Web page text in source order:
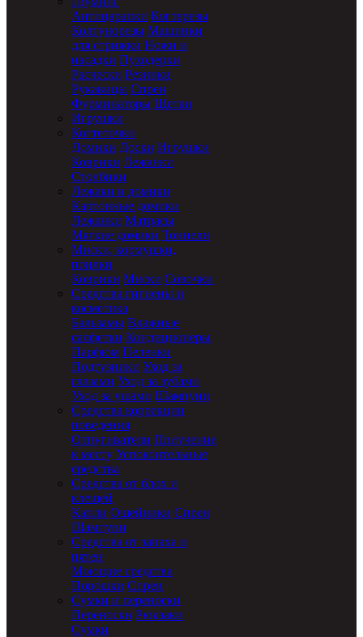
Антицарапки Когтерезы
Колтунорезы Машинки
для стрижки Ножи и
насадки Пуходерки
Расчески Резинки
Рукавицы Спреи
Фурминаторы Щетки
Игрушки
Когтеточки
Домики Доски Игрушки
Коврики Лежанки
Столбики
Лежаки и домики
Картонные домики
Лежанки Матрасы
Мягкие домики Тоннели
Миски, кормушки,
поилки
Коврики Миски Совочки
Средства гигиены и
косметика
Бальзамы Влажные
салфетки Кондиционеры
Парфюм Пеленки
Подгузники Уход за
глазами Уход за зубами
Уход за ушами Шампуни
Средства коррекции
поведения
Отпугиватели Приучение
к месту Успокоительные
средства
Средства от блох и
клещей
Капли Ошейники Спреи
Шампуни
Средства от запаха и
пятен
Моющие средства
Порошки Спреи
Сумки и переноски
Переноски Рюкзаки
Сумки